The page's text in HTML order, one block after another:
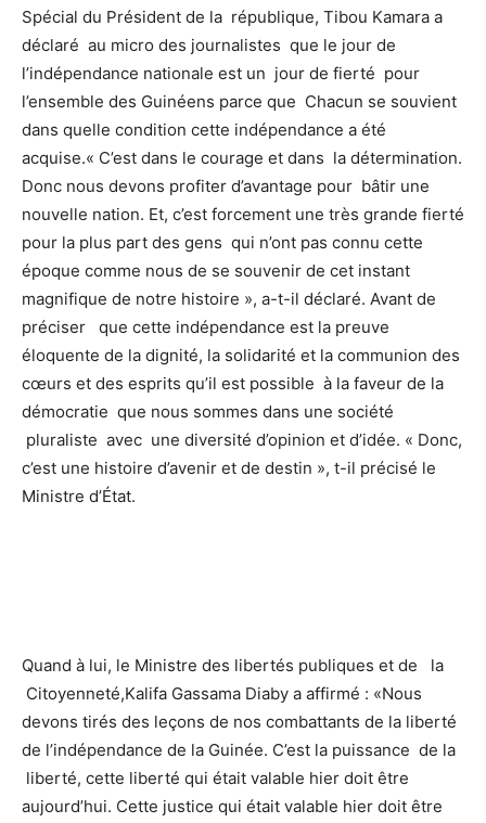
Spécial du Président de la république, Tibou Kamara a
déclaré au micro des journalistes que le jour de
l’indépendance nationale est un jour de fierté pour
l’ensemble des Guinéens parce que Chacun se souvient
dans quelle condition cette indépendance a été
acquise.« C’est dans le courage et dans la détermination.
Donc nous devons profiter d’avantage pour bâtir une
nouvelle nation. Et, c’est forcement une très grande fierté
pour la plus part des gens qui n’ont pas connu cette
époque comme nous de se souvenir de cet instant
magnifique de notre histoire », a-t-il déclaré. Avant de
préciser que cette indépendance est la preuve
éloquente de la dignité, la solidarité et la communion des
cœurs et des esprits qu’il est possible à la faveur de la
démocratie que nous sommes dans une société
pluraliste avec une diversité d’opinion et d’idée. « Donc,
c’est une histoire d’avenir et de destin », t-il précisé le
Ministre d’État.
Quand à lui, le Ministre des libertés publiques et de la
Citoyenneté,Kalifa Gassama Diaby a affirmé : «Nous
devons tirés des leçons de nos combattants de la liberté
de l’indépendance de la Guinée. C’est la puissance de la
liberté, cette liberté qui était valable hier doit être
aujourd’hui. Cette justice qui était valable hier doit être